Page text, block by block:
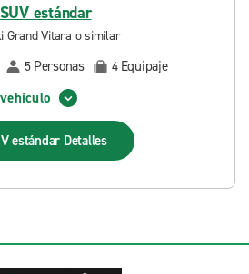
SUV estándar
Grand Vitara o similar
5 Personas 4 Equipaje
estándar Detalles